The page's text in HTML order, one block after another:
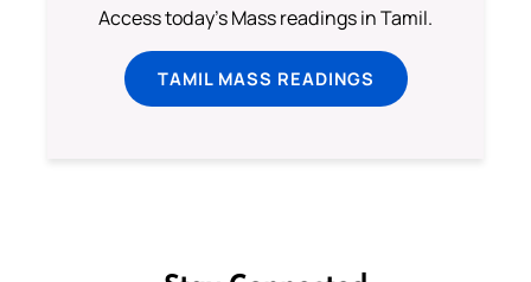
Access today's Mass readings in Tamil.
TAMIL MASS READINGS